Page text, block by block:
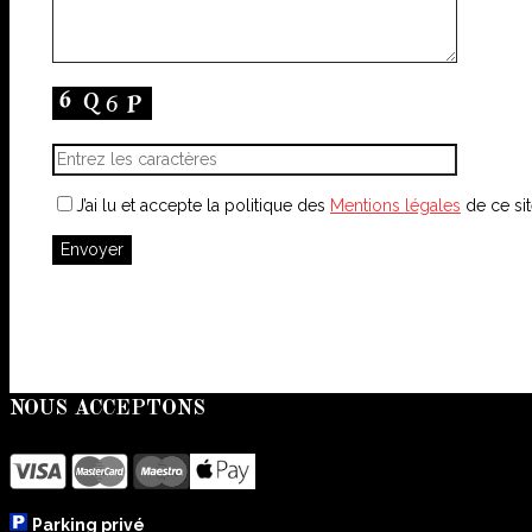
J’ai lu et accepte la politique des Mentions légales de ce
NOUS ACCEPTONS
Parking privé